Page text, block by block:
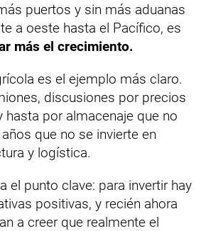
puertos y sin más aduanas
a oeste hasta el Pacífico, es
más el crecimiento.
es el ejemplo más claro.
discusiones por precios
hasta por almacenaje que no
que no se invierte en
y logística.
el punto clave: para invertir hay
positivas, y recién ahora
a creer que realmente el